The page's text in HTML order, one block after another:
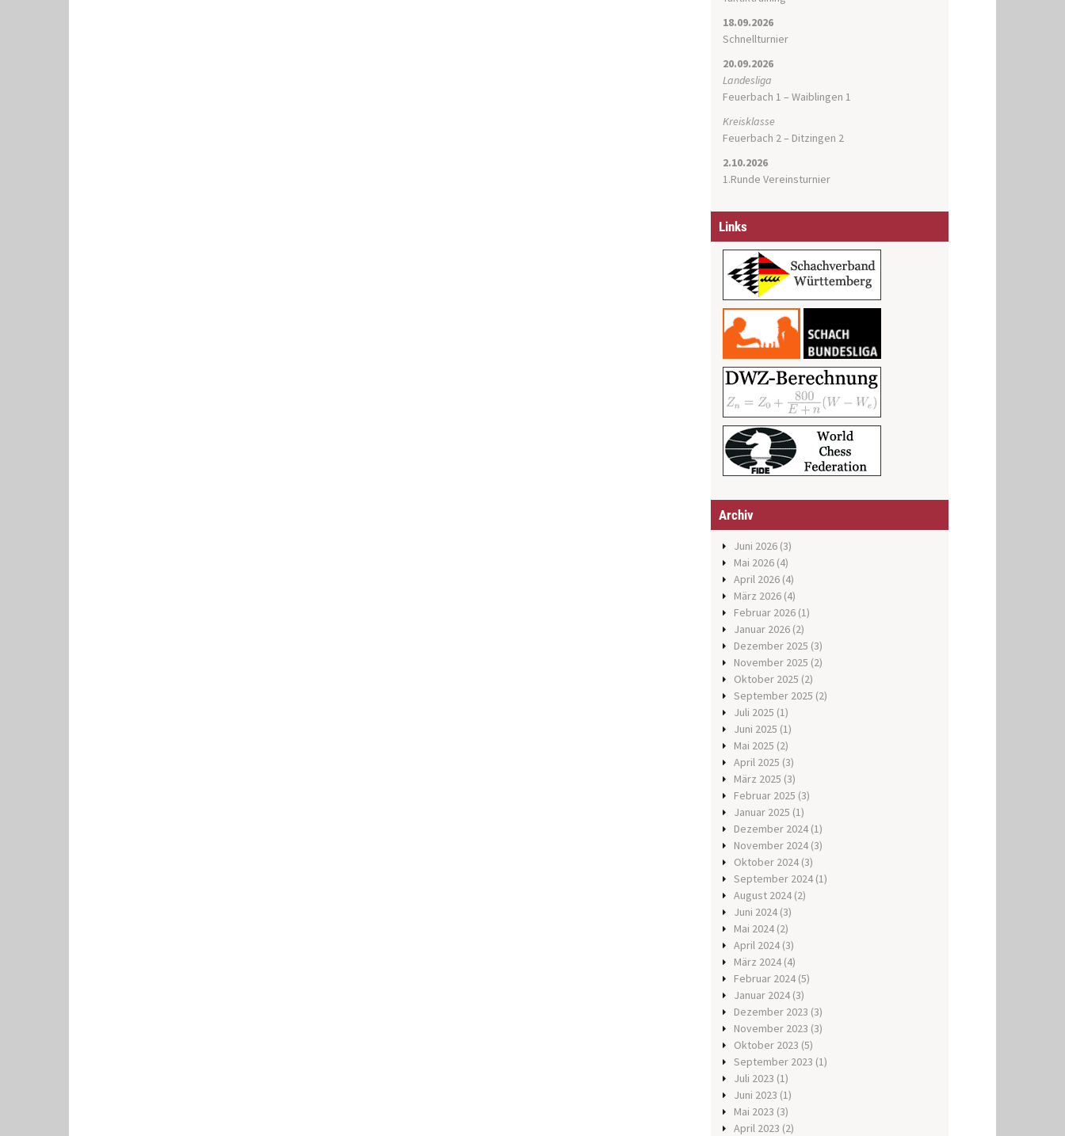
18.09.2026
Schnellturnier
20.09.2026
Landesliga
Feuerbach 1 – Waiblingen 1
Kreisklasse
Feuerbach 2 – Ditzingen 2
2.10.2026
1.Runde Vereinsturnier
Links
Archiv
Juni 2026 (3)
Mai 2026 (4)
April 2026 (4)
März 2026 (4)
Februar 2026 (1)
Januar 2026 (2)
Dezember 2025 (3)
November 2025 (2)
Oktober 2025 (2)
September 2025 (2)
Juli 2025 (1)
Juni 2025 (1)
Mai 2025 (2)
April 2025 (3)
März 2025 (3)
Februar 2025 (3)
Januar 2025 (1)
Dezember 2024 (1)
November 2024 (3)
Oktober 2024 (3)
September 2024 (1)
August 2024 (2)
Juni 2024 (3)
Mai 2024 (2)
April 2024 (3)
März 2024 (4)
Februar 2024 (5)
Januar 2024 (3)
Dezember 2023 (3)
November 2023 (3)
Oktober 2023 (5)
September 2023 (1)
Juli 2023 (1)
Juni 2023 (1)
Mai 2023 (3)
April 2023 (2)